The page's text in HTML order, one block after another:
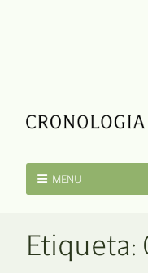
MENU
Etiqueta: